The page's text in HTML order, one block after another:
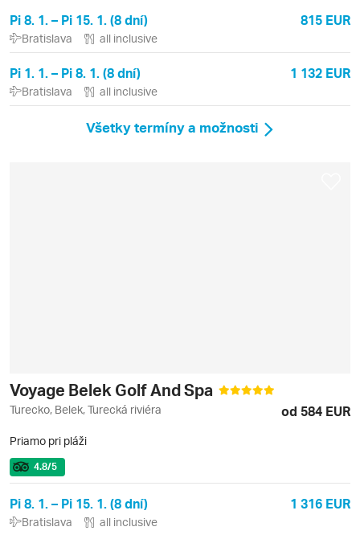
Pi 8. 1. – Pi 15. 1. (8 dní) 815 EUR
Bratislava all inclusive
Pi 1. 1. – Pi 8. 1. (8 dní) 1 132 EUR
Bratislava all inclusive
Všetky termíny a možnosti
Voyage Belek Golf And Spa
Turecko, Belek, Turecká riviéra od 584 EUR
Priamo pri pláži
4.8/5
Pi 8. 1. – Pi 15. 1. (8 dní) 1 316 EUR
Bratislava all inclusive